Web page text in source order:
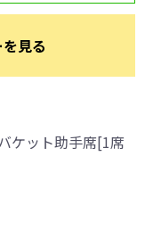
見る
ケット助手席[1席